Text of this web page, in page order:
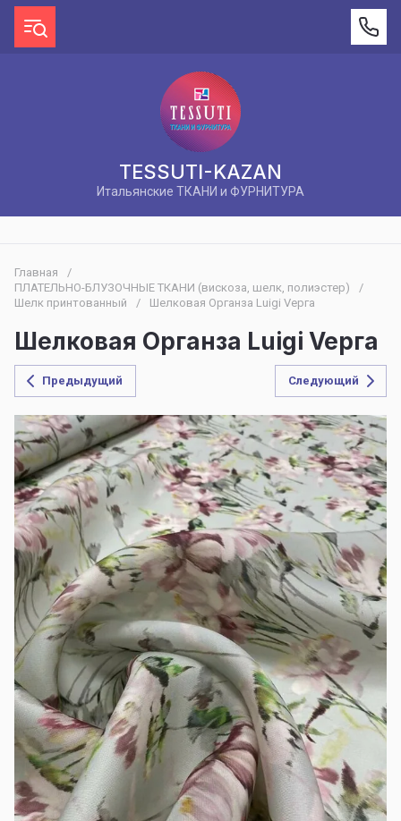
TESSUTI-KAZAN
Итальянские ТКАНИ и ФУРНИТУРА
Главная
/
ПЛАТЕЛЬНО-БЛУЗОЧНЫЕ ТКАНИ (вискоза, шелк, полиэстер)
/
Шелк принтованный
/ Шелковая Органза Luigi Veрга
Шелковая Органза Luigi Veрга
Предыдущий Следующий